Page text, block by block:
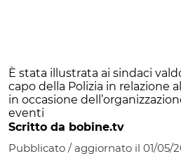
È stata illustrata ai sindaci
capo della Polizia in relazione
in occasione
eventi
Scritto da bobine.tv
Pubblicato / aggiornato il 01/05/